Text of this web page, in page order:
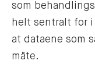
som
helt sentralt for
at dataene som
måte.